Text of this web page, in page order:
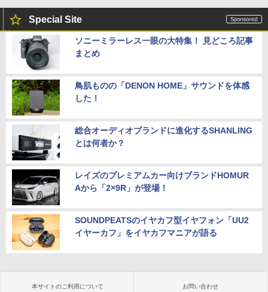
Special Site
ソニーミラーレス一眼の大特集！ 見どころ記事
まとめ
鳥肌ものの「DENON HOME」サウンドを体感
した！
総合オーディオブランドに進化するSHANLING
とは何者か？
レイズのプレミアムカー向けブランドHOMUR
Aから「2×9R」が登場！
SOUNDPEATSのイヤカフ型イヤフォン「UU2
イヤーカフ」をイヤカフマニアが語る
本サイトのご利用について お問い合わせ